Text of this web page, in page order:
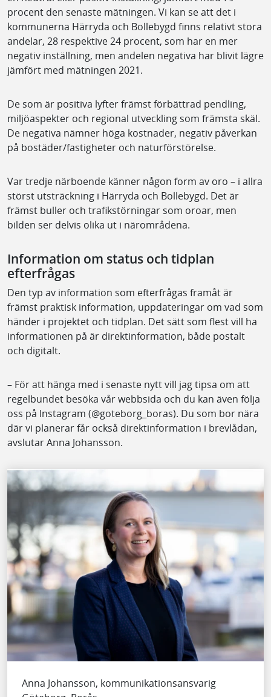
procent den senaste mätningen. Vi kan se att det i
kommunerna Härryda och Bollebygd finns relativt stora
andelar, 28 respektive 24 procent, som har en mer
negativ inställning, men andelen negativa har blivit lägre
jämfört med mätningen 2021.
De som är positiva lyfter främst förbättrad pendling,
miljöaspekter och regional utveckling som främsta skäl.
De negativa nämner höga kostnader, negativ påverkan
på bostäder/fastigheter och naturförstörelse.
Var tredje närboende känner någon form av oro – i allra
störst utsträckning i Härryda och Bollebygd. Det är
främst buller och trafikstörningar som oroar, men
bilden ser delvis olika ut i närområdena.
Information om status och tidplan
efterfrågas
Den typ av information som efterfrågas framåt är
främst praktisk information, uppdateringar om vad som
händer i projektet och tidplan. Det sätt som flest vill ha
informationen på är direktinformation, både postalt
och digitalt.
– För att hänga med i senaste nytt vill jag tipsa om att
regelbundet besöka vår webbsida och du kan även följa
oss på Instagram (@goteborg_boras). Du som bor nära
där vi planerar får också direktinformation i brevlådan,
avslutar Anna Johansson.
Anna Johansson, kommunikationsansvarig